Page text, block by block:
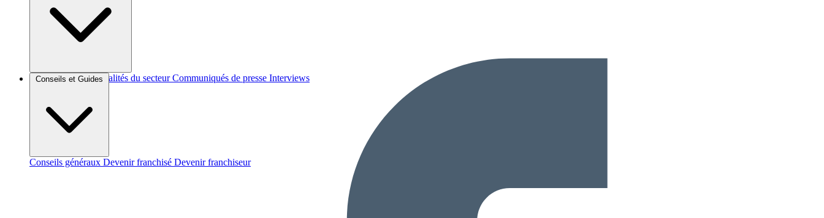
Brèves et actus Actualités du secteur Communiqués de presse Interviews
Conseils et Guides
Conseils généraux Devenir franchisé Devenir franchiseur